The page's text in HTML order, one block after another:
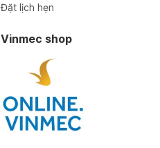
Đặt lịch hẹn
Vinmec shop